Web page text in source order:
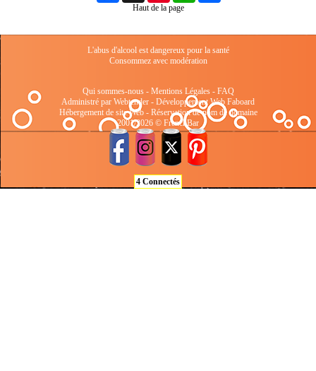
Haut de la page
L'abus d'alcool est dangereux pour la santé
Consommez avec modération
Qui sommes-nous- Mentions Légales- FAQ
Administré par Webtender - Développement Web Faboard
Hébergement de site Web- Réservation de nom de domaine
2001/2026 © FrenchBar
4 Connectés